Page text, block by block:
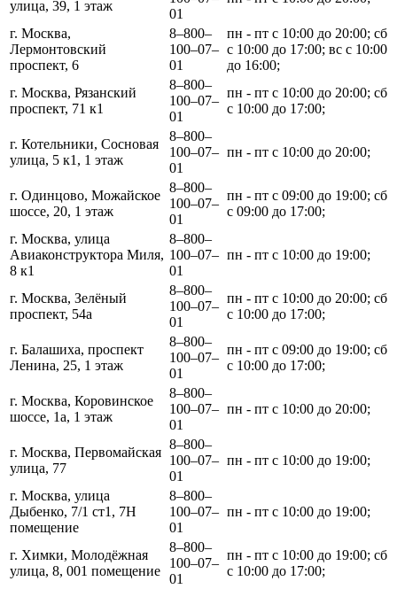
улица, 39, 1 этаж
01
г. Москва,
Лермонтовский
проспект, 6
8‒800‒
100‒07‒
01
пн - пт с 10:00 до 20:00; сб
с 10:00 до 17:00; вс с 10:00
до 16:00;
г. Москва, Рязанский
проспект, 71 к1
8‒800‒
100‒07‒
01
пн - пт с 10:00 до 20:00; сб
с 10:00 до 17:00;
г. Котельники, Сосновая
улица, 5 к1, 1 этаж
8‒800‒
100‒07‒
01
пн - пт с 10:00 до 20:00;
г. Одинцово, Можайское
шоссе, 20, 1 этаж
8‒800‒
100‒07‒
01
пн - пт с 09:00 до 19:00; сб
с 09:00 до 17:00;
г. Москва, улица
Авиаконструктора Миля,
8 к1
8‒800‒
100‒07‒
01
пн - пт с 10:00 до 19:00;
г. Москва, Зелёный
проспект, 54а
8‒800‒
100‒07‒
01
пн - пт с 10:00 до 20:00; сб
с 10:00 до 17:00;
г. Балашиха, проспект
Ленина, 25, 1 этаж
8‒800‒
100‒07‒
01
пн - пт с 09:00 до 19:00; сб
с 10:00 до 17:00;
г. Москва, Коровинское
шоссе, 1а, 1 этаж
8‒800‒
100‒07‒
01
пн - пт с 10:00 до 20:00;
г. Москва, Первомайская
улица, 77
8‒800‒
100‒07‒
01
пн - пт с 10:00 до 19:00;
г. Москва, улица
Дыбенко, 7/1 ст1, 7Н
помещение
8‒800‒
100‒07‒
01
пн - пт с 10:00 до 19:00;
г. Химки, Молодёжная
улица, 8, 001 помещение
8‒800‒
100‒07‒
01
пн - пт с 10:00 до 19:00; сб
с 10:00 до 17:00;